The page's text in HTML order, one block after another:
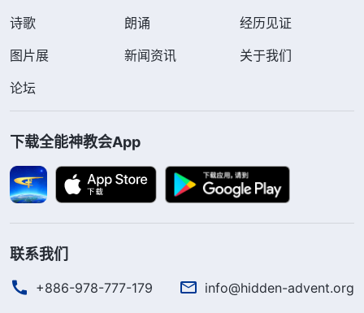
诗歌
朗诵
经历见证
图片展
新闻资讯
关于我们
论坛
下载全能神教会App
联系我们
+886-978-777-179 info@hidden-advent.org